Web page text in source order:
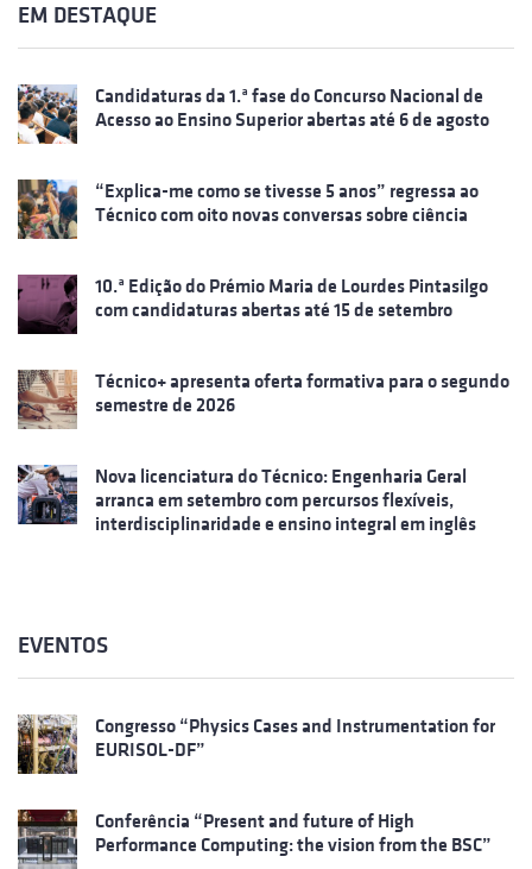
EM DESTAQUE
Candidaturas da 1.ª fase do Concurso Nacional de
Acesso ao Ensino Superior abertas até 6 de agosto
“Explica-me como se tivesse 5 anos” regressa ao
Técnico com oito novas conversas sobre ciência
10.ª Edição do Prémio Maria de Lourdes Pintasilgo
com candidaturas abertas até 15 de setembro
Técnico+ apresenta oferta formativa para o segundo
semestre de 2026
Nova licenciatura do Técnico: Engenharia Geral
arranca em setembro com percursos flexíveis,
interdisciplinaridade e ensino integral em inglês
EVENTOS
Congresso “Physics Cases and Instrumentation for
EURISOL-DF”
Conferência “Present and future of High
Performance Computing: the vision from the BSC”